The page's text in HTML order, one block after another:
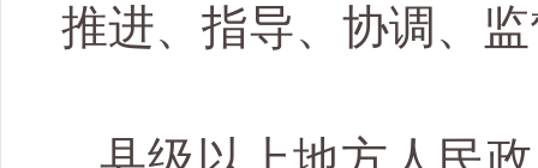
推进、指导、协调、